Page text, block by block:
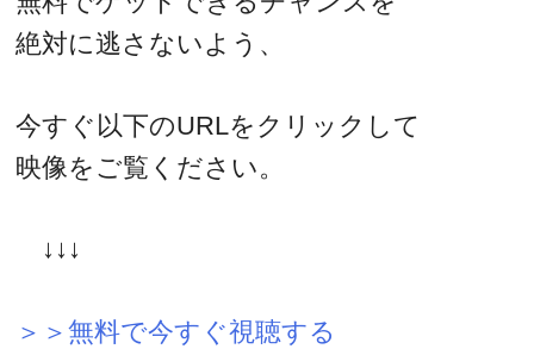
絶対に逃さないよう、
今すぐ以下のURLをクリックして
映像をご覧ください。
↓↓↓
＞＞無料で今すぐ視聴する